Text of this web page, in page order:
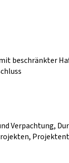
beschränkter
Verpachtung,